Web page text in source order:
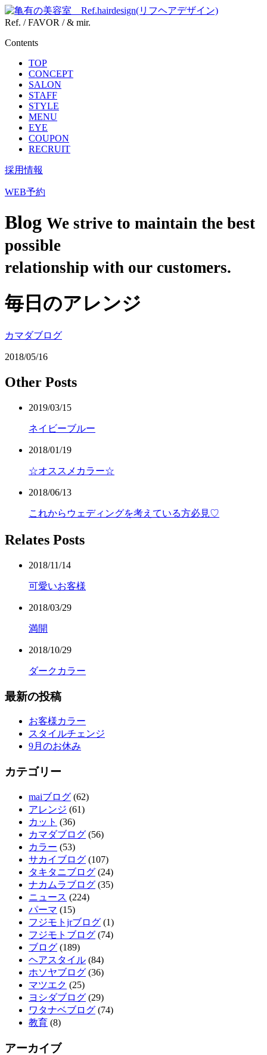
Ref. / FAVOR / & mir.
Contents
TOP
CONCEPT
SALON
STAFF
STYLE
MENU
EYE
COUPON
RECRUIT
採用情報
WEB予約
Blog We strive to maintain the best
possible
relationship with our customers.
毎日のアレンジ
カマダブログ
2018/05/16
Other Posts
2019/03/15
ネイビーブルー
2018/01/19
☆オススメカラー☆
2018/06/13
これからウェディングを考えている方必見♡
Relates Posts
2018/11/14
可愛いお客様
2018/03/29
満開
2018/10/29
ダークカラー
最新の投稿
お客様カラー
スタイルチェンジ
9月のお休み
カテゴリー
maiブログ (62)
アレンジ (61)
カット (36)
カマダブログ (56)
カラー (53)
サカイブログ (107)
タキタニブログ (24)
ナカムラブログ (35)
ニュース (224)
パーマ (15)
フジモトjrブログ (1)
フジモトブログ (74)
ブログ (189)
ヘアスタイル (84)
ホソヤブログ (36)
マツエク (25)
ヨシダブログ (29)
ワタナベブログ (74)
教育 (8)
アーカイブ